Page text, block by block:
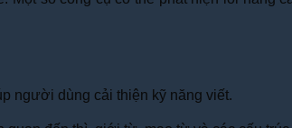
người dùng cải thiện kỹ năng viết.